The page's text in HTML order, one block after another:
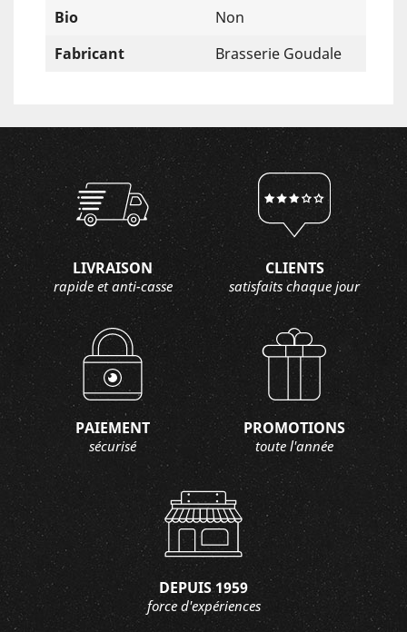
Bio
Non
Fabricant
Brasserie Goudale
LIVRAISON
rapide et anti-casse
CLIENTS
satisfaits chaque jour
PAIEMENT
sécurisé
PROMOTIONS
toute l'année
DEPUIS 1959
force d'expériences